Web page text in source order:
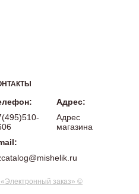
Адрес:
Адрес
магазина
заказ» ©